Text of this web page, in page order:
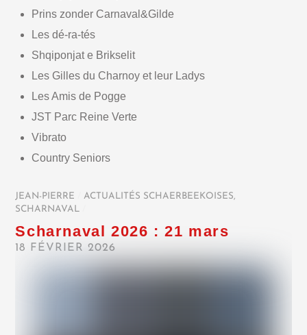
Prins zonder Carnaval&Gilde
Les dé-ra-tés
Shqiponjat e Brikselit
Les Gilles du Charnoy et leur Ladys
Les Amis de Pogge
JST Parc Reine Verte
Vibrato
Country Seniors
JEAN-PIERRE ACTUALITÉS SCHAERBEEKOISES,
SCHARNAVAL
Scharnaval 2026 : 21 mars
18 FÉVRIER 2026